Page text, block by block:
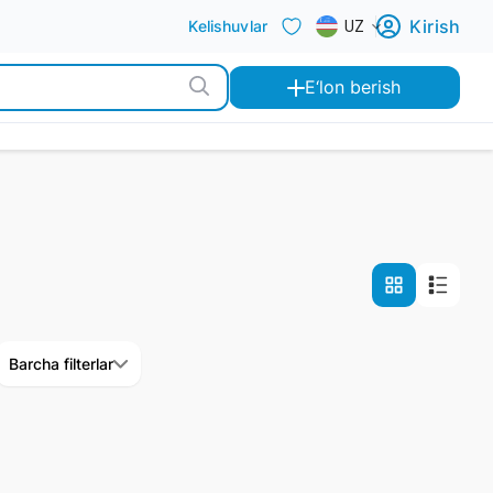
Kelishuvlar UZ Kirish
E‘lon berish
Barcha filterlar